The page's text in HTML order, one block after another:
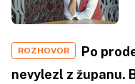
ROZHOVOR
Po
nevylezl z županu.